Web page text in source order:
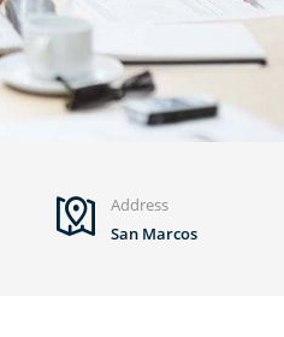
Address
San Marcos